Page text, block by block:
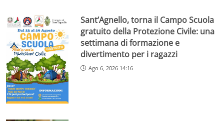
Sant’Agnello, torna il Campo Scuola
gratuito della Protezione Civile: una
settimana di formazione e
divertimento per i ragazzi
Ago 6, 2026 14:16